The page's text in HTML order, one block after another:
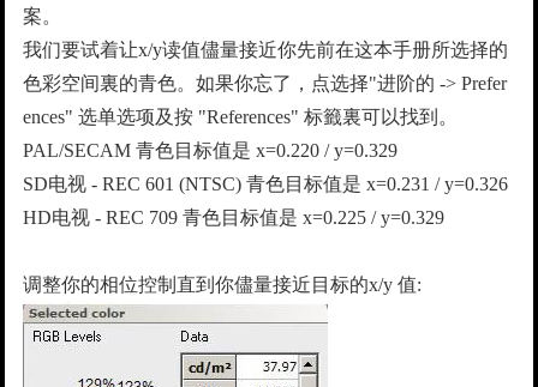
案。
我们要试着让x/y读值儘量接近你先前在这本手册所选择的
色彩空间裏的青色。如果你忘了，点选择"进阶的 -> Prefer
ences" 选单选项及按 "References" 标籤裏可以找到。
PAL/SECAM 青色目标值是 x=0.220 / y=0.329
SD电视 - REC 601 (NTSC) 青色目标值是 x=0.231 / y=0.326
HD电视 - REC 709 青色目标值是 x=0.225 / y=0.329
调整你的相位控制直到你儘量接近目标的x/y 值: